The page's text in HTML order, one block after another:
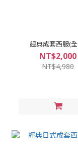
經典成套西服(
NT$2,000
NT$4,980